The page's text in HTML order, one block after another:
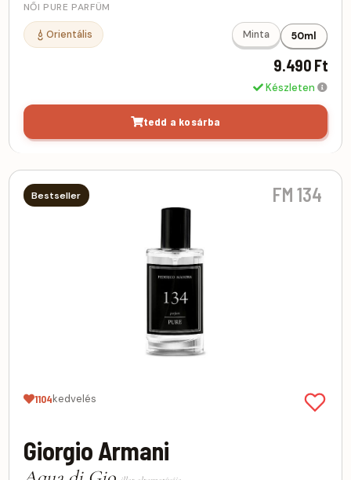
NŐI PURE PARFÜM
Orientális Minta 50ml
9.490 Ft
Készleten
tedd a kosárba
Bestseller FM 134
1104kedvelés
Giorgio Armani